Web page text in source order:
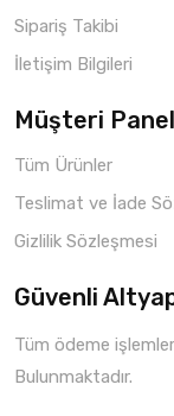
Sipariş Takibi
İletişim Bilgileri
Müşteri
Tüm Ürünler
Teslimat ve İade
Gizlilik Sözleşmesi
Güvenli
Tüm ödeme
Bulunmaktadır.